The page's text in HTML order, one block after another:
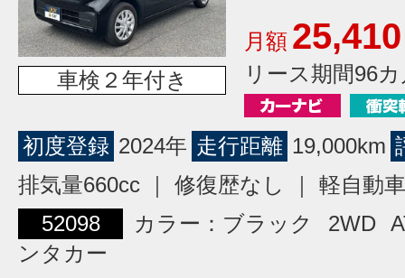
車検２年付き
月額 25,410
リース期間96
初度登録 2024年 走行距離 19,000km
排気量660cc ｜ 修復歴なし ｜ 軽自動車
52098
カラー：ブラック 2WD
ンタカー